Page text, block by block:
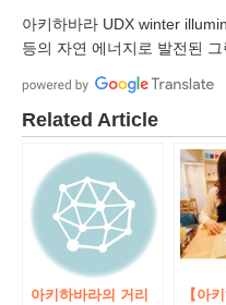
아키하바라 UDX winter
등의 자연 에너지로 발전된
Related Article
아키하바라의 거리
【아